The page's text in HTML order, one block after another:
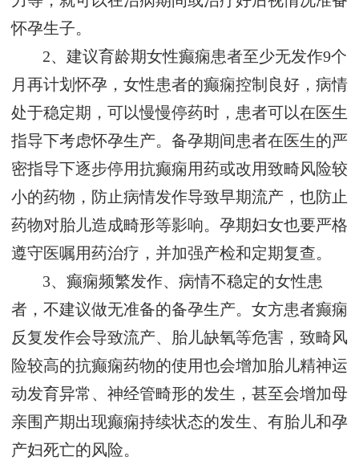
怀孕生子。
2、建议育龄期女性癫痫患者至少无发作9个
月再计划怀孕，女性患者的癫痫控制良好，病情
处于稳定期，可以慢慢停药时，患者可以在医生
指导下考虑怀孕生产。备孕期间患者在医生的严
密指导下逐步停用抗癫痫用药或改用致畸风险较
小的药物，防止病情发作导致早期流产，也防止
药物对胎儿造成畸形等影响。孕期妇女也要严格
遵守医嘱用药治疗，并加强产检和定期复查。
3、癫痫频繁发作、病情不稳定的女性患
者，不建议做无准备的备孕生产。女方患者癫痫
反复发作会导致流产、胎儿缺氧等危害，致畸风
险较高的抗癫痫药物的使用也会增加胎儿精神运
动发育异常、神经管畸形的发生，甚至会增加母
亲围产期出现癫痫持续状态的发生、有胎儿和孕
产妇死亡的风险。